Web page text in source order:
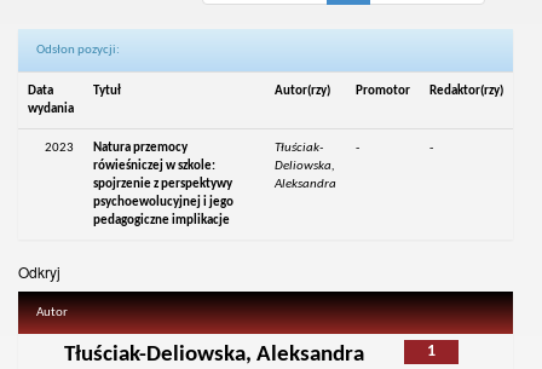
Odsłon pozycji:
Data
wydania
Tytuł Autor(rzy) Promotor Redaktor(rzy)
2023
Natura przemocy
rówieśniczej w szkole:
spojrzenie z perspektywy
psychoewolucyjnej i jego
pedagogiczne implikacje
Tłuściak-
Deliowska,
Aleksandra
- -
Odkryj
Autor
1
Tłuściak-Deliowska, Aleksandra